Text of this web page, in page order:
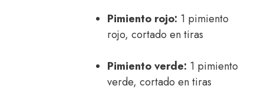
Pimiento rojo: 1 pimiento
rojo, cortado en tiras
Pimiento verde: 1 pimiento
verde, cortado en tiras